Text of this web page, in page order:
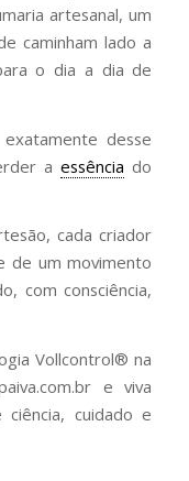
artesanal, um
caminham lado a
o dia a dia de
desse
aessência do
cada criador
de um movimento
com consciência,
Vollcontrol® na
e viva
cuidado e